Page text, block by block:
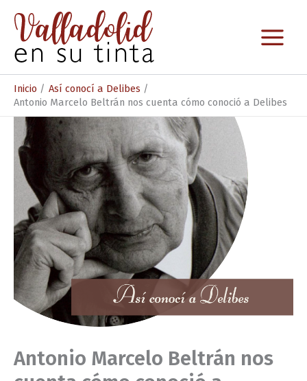
contenido
Inicio
Así conocí a Delibes
Antonio Marcelo Beltrán nos cuenta cómo conoció a Delibes
Antonio Marcelo Beltrán nos